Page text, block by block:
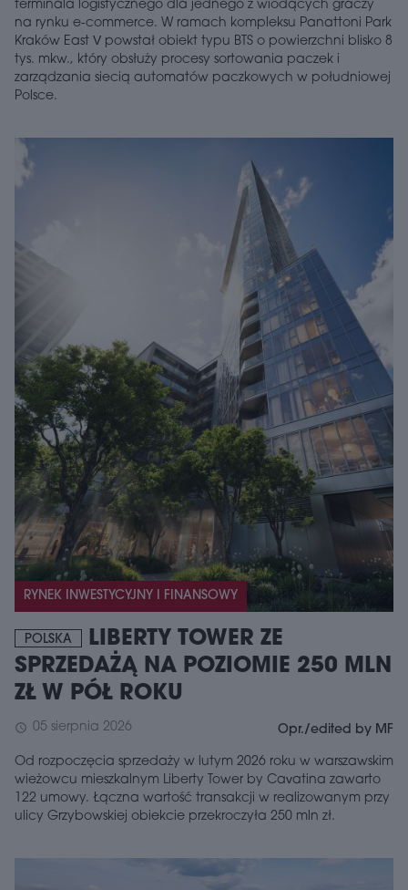
terminala logistycznego dla jednego z wiodących graczy
na rynku e-commerce. W ramach kompleksu Panattoni Park
Kraków East V powstał obiekt typu BTS o powierzchni blisko 8
tys. mkw., który obsłuży procesy sortowania paczek i
zarządzania siecią automatów paczkowych w południowej
Polsce.
RYNEK INWESTYCYJNY I FINANSOWY
POLSKA
LIBERTY TOWER ZE
SPRZEDAŻĄ NA POZIOMIE 250 MLN
ZŁ W PÓŁ ROKU
schedule 05 sierpnia 2026 Opr./edited by MF
Od rozpoczęcia sprzedaży w lutym 2026 roku w warszawskim
wieżowcu mieszkalnym Liberty Tower by Cavatina zawarto
122 umowy. Łączna wartość transakcji w realizowanym przy
ulicy Grzybowskiej obiekcie przekroczyła 250 mln zł.